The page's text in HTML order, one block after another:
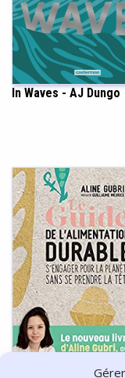
In Waves - AJ Dungo